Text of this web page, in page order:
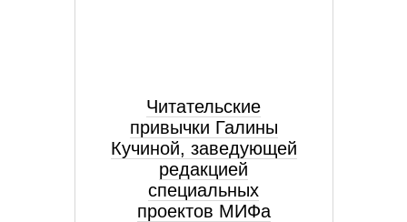
Читательские
привычки Галины
Кучиной, заведующей
редакцией
специальных
проектов МИФа